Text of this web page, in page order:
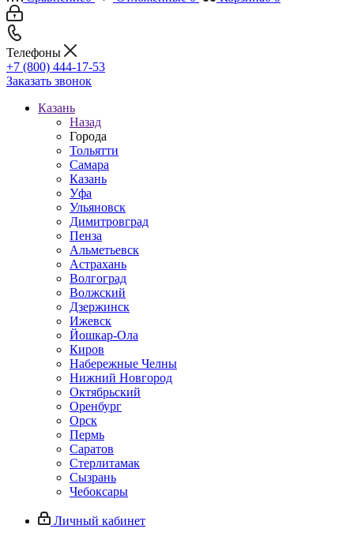
Телефоны
+7 (800) 444-17-53
Заказать звонок
Казань
Назад
Города
Тольятти
Самара
Казань
Уфа
Ульяновск
Димитровград
Пенза
Альметьевск
Астрахань
Волгоград
Волжский
Дзержинск
Ижевск
Йошкар-Ола
Киров
Набережные Челны
Нижний Новгород
Октябрьский
Оренбург
Орск
Пермь
Саратов
Стерлитамак
Сызрань
Чебоксары
Личный кабинет